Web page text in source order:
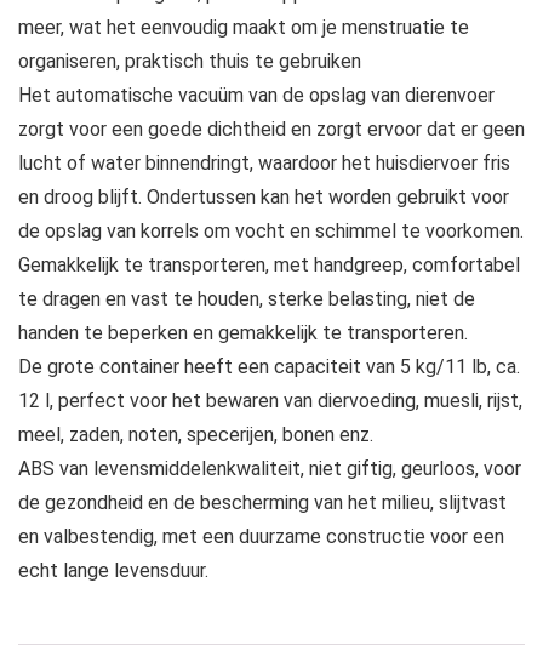
meer, wat het eenvoudig maakt om je menstruatie te
organiseren, praktisch thuis te gebruiken
Het automatische vacuüm van de opslag van dierenvoer
zorgt voor een goede dichtheid en zorgt ervoor dat er geen
lucht of water binnendringt, waardoor het huisdiervoer fris
en droog blijft. Ondertussen kan het worden gebruikt voor
de opslag van korrels om vocht en schimmel te voorkomen.
Gemakkelijk te transporteren, met handgreep, comfortabel
te dragen en vast te houden, sterke belasting, niet de
handen te beperken en gemakkelijk te transporteren.
De grote container heeft een capaciteit van 5 kg/11 lb, ca.
12 l, perfect voor het bewaren van diervoeding, muesli, rijst,
meel, zaden, noten, specerijen, bonen enz.
ABS van levensmiddelenkwaliteit, niet giftig, geurloos, voor
de gezondheid en de bescherming van het milieu, slijtvast
en valbestendig, met een duurzame constructie voor een
echt lange levensduur.